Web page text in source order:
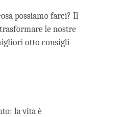
possiamo farci? Il
le nostre
otto consigli
la vita è